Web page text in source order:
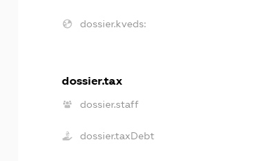
dossier.kveds:
dossier.tax
dossier.staff
dossier.taxDebt